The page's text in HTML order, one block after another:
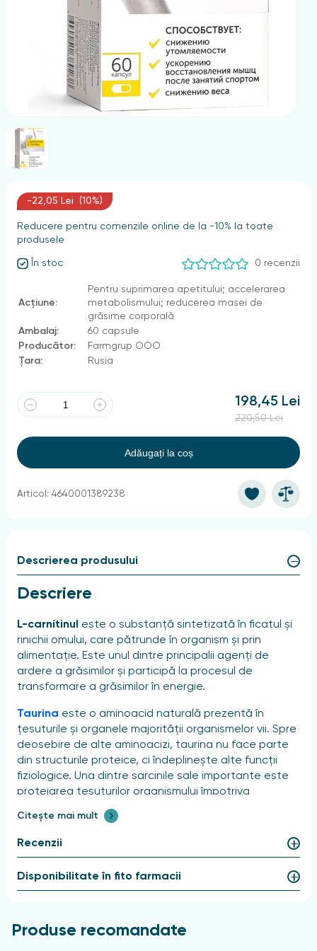
-22,05 Lei (10%)
Reducere pentru comenzile online de la -10% la toate
produsele
În stoc 0 recenzii
Acțiune:
Pentru suprimarea apetitului; accelerarea
metabolismului; reducerea masei de
grăsime corporală
Ambalaj:
60 capsule
Producător:
Farmgrup OOO
Țara:
Rusia
198,45 Lei
220,50 Lei
Adăugați la coș
Articol: 4640001389238
Descrierea produsului
Descriere
L-carnitinul
este o substanță sintetizată în ficatul și
rinichii omului, care pătrunde în organism și prin
alimentație. Este unul dintre principalii agenți de
ardere a grăsimilor și participă la procesul de
transformare a grăsimilor în energie.
Taurina este o aminoacid naturală prezentă în
țesuturile și organele majorității organismelor vii. Spre
deosebire de alte aminoacizi, taurina nu face parte
din structurile proteice, ci îndeplinește alte funcții
fiziologice. Una dintre sarcinile sale importante este
protejarea țesuturilor organismului împotriva
efectelor negative și a factorilor de stres. În plus,
taurina participă la formarea bilei și funcționează ca
neurotransmițător, asigurând transmiterea
nivel optim de taurină, se recomandă administrarea
suplimentară a acesteia sub formă de preparate,
Citește mai mult
Recenzii
Disponibilitate în fito farmacii
Produse recomandate